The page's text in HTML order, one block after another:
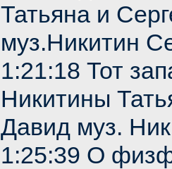
Татьяна и
муз.Никитин
1:21:18 Тот
Никитины
Давид муз.
1:25:39 О